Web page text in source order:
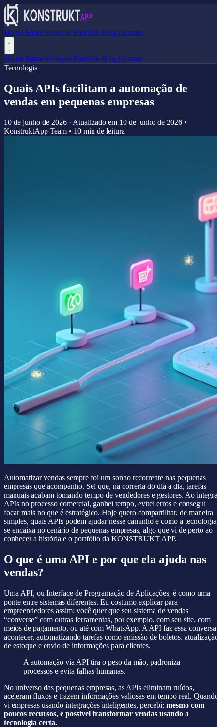
Home Sobre Serviços Portfólio Blog Contato
Home Sobre Serviços Portfólio Blog Contato
Tecnologia
Quais APIs facilitam a automação de
vendas em pequenas empresas
10 de junho de 2026 · Atualizado em 10 de junho de 2026 •
KonstruktApp Team • 10 min de leitura
Automatizar vendas sempre foi um sonho recorrente nas pequenas
empresas que acompanho. Sei que, na correria do dia a dia, tarefas
manuais acabam tomando tempo de vendedores e gestores. Ao
APIs no processo comercial, ganhei tempo, evitei erros e consegui
focar mais no que é estratégico. Hoje quero compartilhar, de maneira
simples, quais APIs podem ajudar nesse caminho e como a tecnologia
se encaixa no cenário de pequenas empresas, algo que vi de perto ao
conhecer a história e o portfólio da KONSTRUKT APP.
O que é uma API e por que ela ajuda nas
vendas?
Uma API, ou Interface de Programação de Aplicações, é como uma
ponte entre sistemas diferentes. Eu costumo explicar para
empreendedores assim: você quer que seu sistema de vendas
“converse” com outras ferramentas, por exemplo, com seu site, com
meios de pagamento, ou até com WhatsApp. A API faz essa conversa
acontecer, automatizando tarefas como emissão de boletos,
de estoque e envio de informações para clientes.
A automação via API tira o peso da mão, padroniza
processos e evita falhas humanas.
No universo das pequenas empresas, as APIs eliminam ruídos,
aceleram fluxos e trazem informações valiosas em tempo real.
vi empresas usando integrações inteligentes, percebi: mesmo com
poucos recursos, é possível transformar vendas usando a
tecnologia certa.